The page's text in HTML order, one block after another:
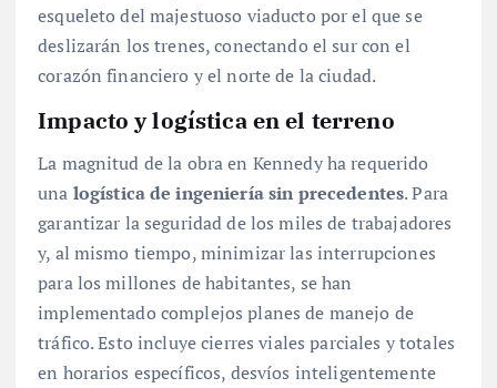
esqueleto del majestuoso viaducto por el que se
deslizarán los trenes, conectando el sur con el
corazón financiero y el norte de la ciudad.
Impacto y logística en el terreno
La magnitud de la obra en Kennedy ha requerido
una logística de ingeniería sin precedentes. Para
garantizar la seguridad de los miles de trabajadores
y, al mismo tiempo, minimizar las interrupciones
para los millones de habitantes, se han
implementado complejos planes de manejo de
tráfico. Esto incluye cierres viales parciales y totales
en horarios específicos, desvíos inteligentemente